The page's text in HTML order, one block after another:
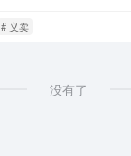
# 义卖
没有了